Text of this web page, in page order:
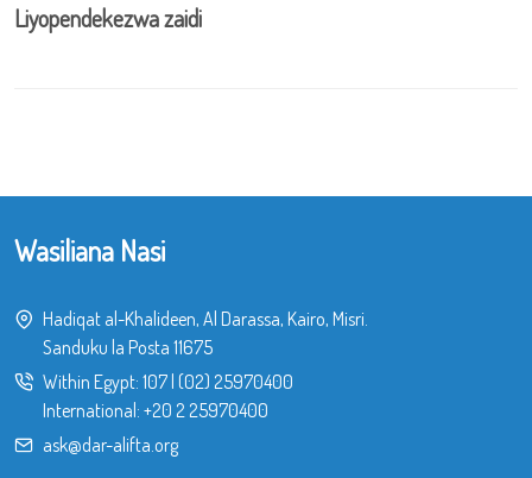
Liyopendekezwa zaidi
Wasiliana Nasi
Hadiqat al-Khalideen, Al Darassa, Kairo, Misri.
Sanduku la Posta 11675
Within Egypt: 107| (02) 25970400
International: +20 2 25970400
ask@dar-alifta.org